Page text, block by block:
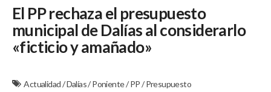
El PP rechaza el presupuesto
municipal de Dalías al considerarlo
«ficticio y amañado»
Actualidad/Dalías/Poniente/PP/Presupuesto